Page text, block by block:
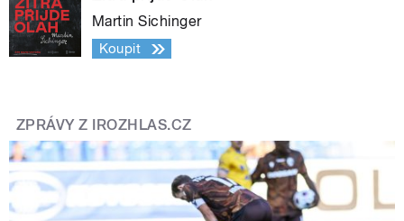
Martin Sichinger
Koupit
ZPRÁVY Z IROZHLAS.CZ